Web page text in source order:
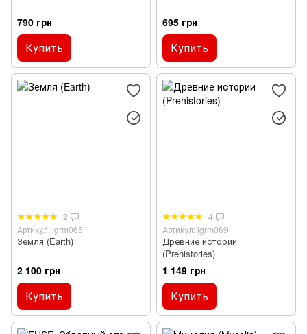
790 грн
Купить
695 грн
Купить
2
Артикул: igrm065
Земля (Earth)
2 100 грн
Купить
4
Артикул: igrm069
Древние истории
(Prehistories)
1 149 грн
Купить